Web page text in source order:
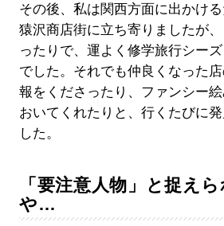
その後、私は関西方面に出かけ
猿沢商店街に立ち寄りましたが
ったりで、運よく修学旅行シー
でした。それでも仲良くなった
報をくださったり、ファンシー
おいてくれたりと、行くたびに
した。
「要注意人物」と捉え
や…